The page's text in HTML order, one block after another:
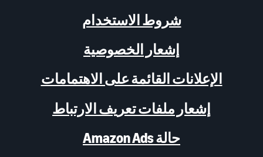
شروط الاستخدام
إشعار الخصوصية
الإعلانات القائمة على الاهتمامات
إشعار ملفات تعريف الارتباط
حالة Amazon Ads